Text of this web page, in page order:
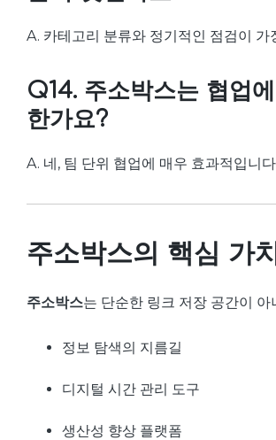
A. 카테고리 분류와 정기적인 점검이 가
Q14. 주소박스는 협업
한가요?
A. 네, 팀 단위 협업에 매우 효과적입니
주소박스의 핵심 가치
주소박스는 단순한 링크 저장 공간이 아
정보 탐색의 지름길
디지털 시간 관리 도구
생산성 향상 플랫폼